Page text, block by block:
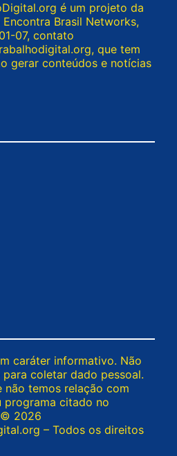
é um projeto da
Brasil Networks,
07, contato
, que tem
gerar conteúdos e notícias
caráter informativo. Não
coletar dado pessoal.
não temos relação com
programa citado no
© 2026
– Todos os direitos